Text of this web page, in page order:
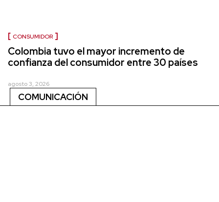
CONSUMIDOR
Colombia tuvo el mayor incremento de
confianza del consumidor entre 30 países
agosto 3, 2026
COMUNICACIÓN